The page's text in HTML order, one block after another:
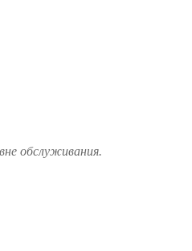
обслуживания.